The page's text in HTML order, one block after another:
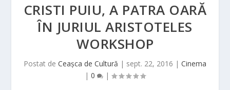
CRISTI PUIU, A PATRA OARĂ
ÎN JURIUL ARISTOTELES
WORKSHOP
Postat de Ceașca de Cultură | sept. 22, 2016 | Cinema
| 0 |